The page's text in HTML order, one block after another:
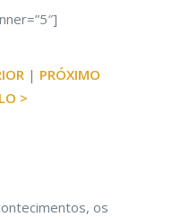
| PRÓXIMO
>
os